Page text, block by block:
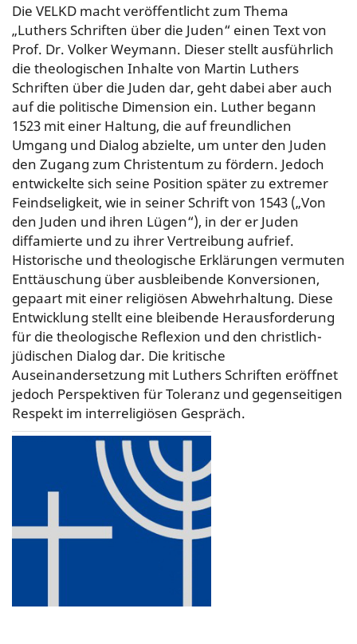
Die VELKD macht veröffentlicht zum Thema
„Luthers Schriften über die Juden“ einen Text von
Prof. Dr. Volker Weymann. Dieser stellt ausführlich
die theologischen Inhalte von Martin Luthers
Schriften über die Juden dar, geht dabei aber auch
auf die politische Dimension ein. Luther begann
1523 mit einer Haltung, die auf freundlichen
Umgang und Dialog abzielte, um unter den Juden
den Zugang zum Christentum zu fördern. Jedoch
entwickelte sich seine Position später zu extremer
Feindseligkeit, wie in seiner Schrift von 1543 („Von
den Juden und ihren Lügen“), in der er Juden
diffamierte und zu ihrer Vertreibung aufrief.
Historische und theologische Erklärungen vermuten
Enttäuschung über ausbleibende Konversionen,
gepaart mit einer religiösen Abwehrhaltung. Diese
Entwicklung stellt eine bleibende Herausforderung
für die theologische Reflexion und den christlich-
jüdischen Dialog dar. Die kritische
Auseinandersetzung mit Luthers Schriften eröffnet
jedoch Perspektiven für Toleranz und gegenseitigen
Respekt im interreligiösen Gespräch.